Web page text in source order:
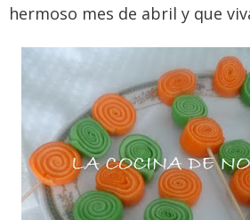
hermoso mes de abril y que